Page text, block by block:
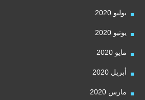
يوليو 2020
يونيو 2020
مايو 2020
أبريل 2020
مارس 2020